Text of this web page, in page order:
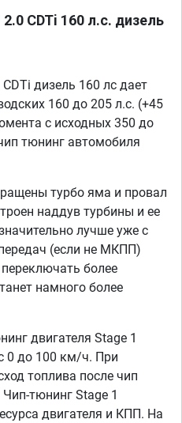
CDTi 160 л.с. дизель
дизель 160 лс дает
160 до 205 л.с. (+45
с исходных 350 до
тюнинг автомобиля
турбо яма и провал
наддув турбины и ее
лучше уже с
(если не МКПП)
переключать более
намного более
двигателя Stage 1
0 до 100 км/ч. При
топлива после чип
тюнинг Stage 1
двигателя и КПП. На